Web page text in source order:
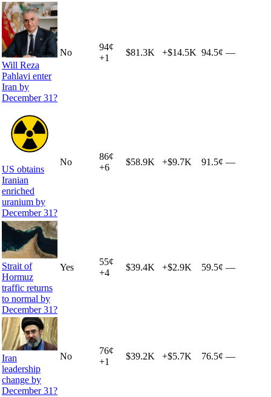
Will Reza
Pahlavi enter
Iran by
December 31?
No
94¢
+1
$81.3K +$14.5K 94.5¢ —
US obtains
Iranian
enriched
uranium by
December 31?
No
86¢
+6
$58.9K +$9.7K 91.5¢ —
Strait of
Hormuz
traffic returns
to normal by
December 31?
Yes
55¢
+4
$39.4K +$2.9K 59.5¢ —
Iran
leadership
change by
December 31?
No
76¢
+1
$39.2K +$5.7K 76.5¢ —